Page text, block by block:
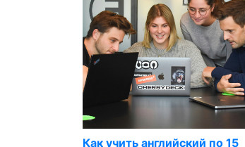
Как учить английский по 15